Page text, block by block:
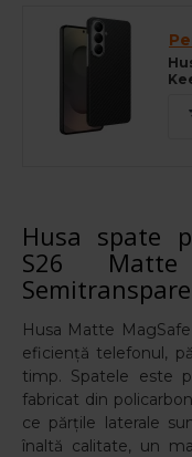
Husa spate
S26
Husa Matte
eficiență telefonul,
timp. Spatele este
fabricat din
ce părțile laterale
înaltă calitate, un